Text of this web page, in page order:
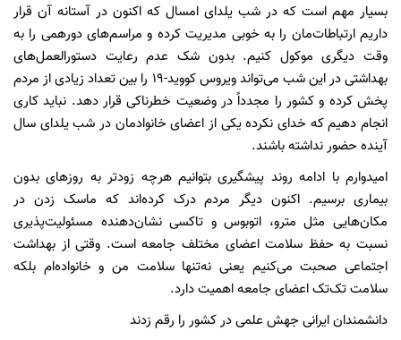
بسیار مهم است که در شب یلدای امسال که اکنون در آستانه آن قرار
داریم ارتباطات‌مان را به خوبی مدیریت کرده و مراسم‌های دورهمی را به
وقت دیگری موکول کنیم. بدون شک عدم رعایت دستورالعمل‌های
بهداشتی در این شب می‌تواند ویروس کووید-۱۹ را بین تعداد زیادی از مردم
پخش کرده و کشور را مجدداً در وضعیت خطرناکی قرار دهد. نباید کاری
انجام دهیم که خدای نکرده یکی از اعضای خانوادمان در شب یلدای سال
آینده حضور نداشته باشند.
امیدوارم با ادامه روند پیشگیری بتوانیم هرچه زودتر به روزهای بدون
بیماری برسیم. اکنون دیگر مردم درک کرده‌اند که ماسک زدن در
مکان‌هایی مثل مترو، اتوبوس و تاکسی نشان‌دهنده مسئولیت‌پذیری
نسبت به حفظ سلامت اعضای مختلف جامعه است. وقتی از بهداشت
اجتماعی صحبت می‌کنیم یعنی نه‌تنها سلامت من و خانواده‌ام بلکه
سلامت تک‌تک اعضای جامعه اهمیت دارد.
دانشمندان ایرانی جهش علمی در کشور را رقم زدند